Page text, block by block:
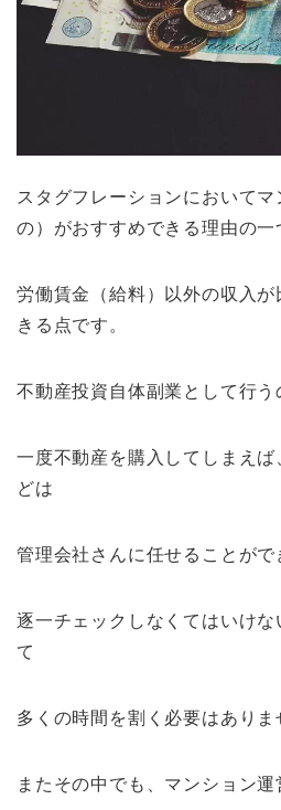
スタグフレーションにおいて
の）がおすすめできる理由の一
労働賃金（給料）以外の収入
きる点です。
不動産投資自体副業として行う
一度不動産を購入してしまえ
どは
管理会社さんに任せることがで
逐一チェックしなくてはいけな
て
多くの時間を割く必要はありま
またその中でも、マンション